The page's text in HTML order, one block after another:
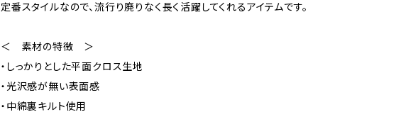
定番スタイルなので、流行り廃りなく長く活躍してくれるアイテムです。
＜ 素材の特徴 ＞
・しっかりとした平面クロス生地
・光沢感が無い表面感
・中綿裏キルト使用